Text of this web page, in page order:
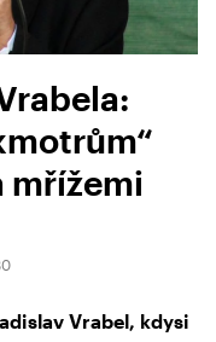
mřížemi
Vrabel, kdysi